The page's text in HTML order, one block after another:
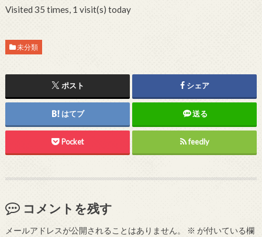
Visited 35 times, 1 visit(s) today
未分類
ポスト シェア
はてブ 送る
Pocket feedly
コメントを残す
メールアドレスが公開されることはありません。 ※ が付いている欄